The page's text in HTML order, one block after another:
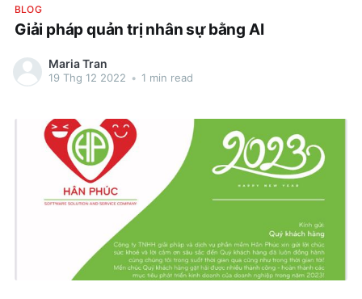
BLOG
Giải pháp quản trị nhân sự bằng AI
Maria Tran
19 Thg 12 2022 • 1 min read